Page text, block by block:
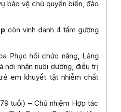
bảo vệ chủ quyền biển, đảo
còn vinh danh 4 tấm gương
Phục hồi chức năng, Làng
nơi nhận nuôi dưỡng, điều trị
em khuyết tật nhiễm chất
tuổi) – Chủ nhiệm Hợp tác